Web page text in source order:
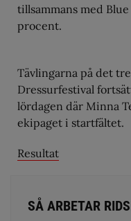
tillsammans med
procent.
Tävlingarna på det
Dressurfestival
lördagen där Minna
ekipaget i startfältet.
Resultat
SÅ ARBETAR